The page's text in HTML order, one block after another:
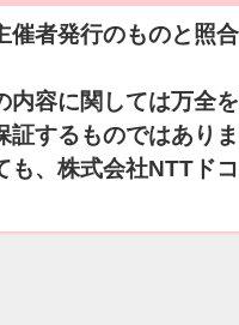
者発行のものと照
容に関しては万全
証するものではあり
も、株式会社NTTド